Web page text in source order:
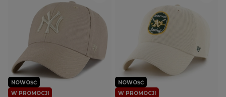
W PROMOCJI
NOWOŚĆ
W PROMOCJI
NOWOŚĆ